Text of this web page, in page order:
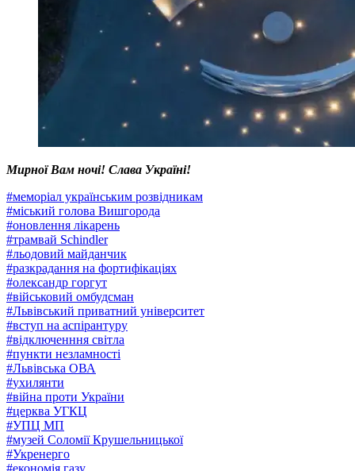
Мирної Вам ночі! Слава Україні!
#меморіал українським розвідникам
#міський голова Вишгорода
#оновлення лікарень
#трамвай Schindler
#льодовий майданчик
#разкрадання на фортифікаціях
#олександр горгут
#військовий омбудсман
#Львівський приватний університет
#вступ на аспірантуру
#відключенння світла
#пункти незламності
#Львівська ОВА
#ухилянти
#війна проти України
#церква УГКЦ
#УПЦ МП
#музей Соломії Крушельницької
#Укренерго
#економія газу